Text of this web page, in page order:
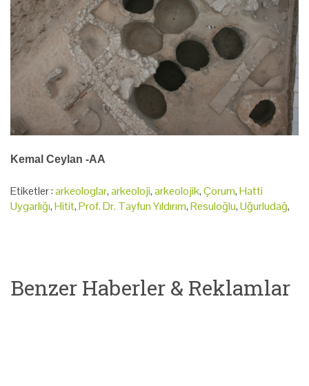
Kemal Ceylan -AA
Etiketler :arkeologlar,arkeoloji,arkeolojik,Çorum,Hatti
Uygarlığı,Hitit,Prof. Dr. Tayfun Yıldırım,Resuloğlu,Uğurludağ,
Benzer Haberler & Reklamlar